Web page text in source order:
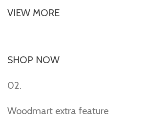
VIEW MORE
SHOP NOW
02.
Woodmart extra feature